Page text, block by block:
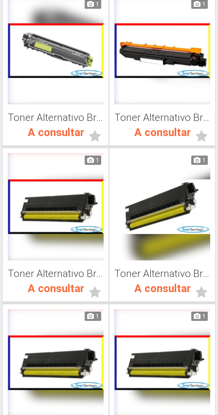
1
Toner Alternativo Brother TN 217M, Impresora Láser
A consultar
1
Toner Alternativo Brother TN 230Y, Impresora Láser
A consultar
1
Toner Alternativo Brother TN 315Y, Impresora Láser
A consultar
1
Toner Alternativo Brother TN 315K, Impresora Láser
A consultar
1 1